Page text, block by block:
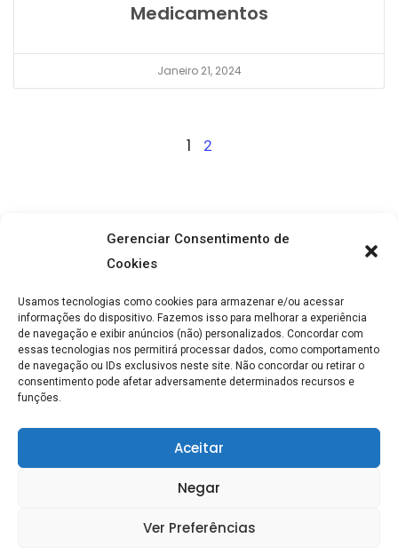
Gerenciar Consentimento de
Cookies
Usamos tecnologias como cookies para armazenar e/ou acessar
informações do dispositivo. Fazemos isso para melhorar a experiência
de navegação e exibir anúncios (não) personalizados. Concordar com
essas tecnologias nos permitirá processar dados, como comportamento
de navegação ou IDs exclusivos neste site. Não concordar ou retirar o
consentimento pode afetar adversamente determinados recursos e
funções.
Aceitar
Negar
Ver Preferências
Medicamentos
Janeiro 21, 2024
1 2